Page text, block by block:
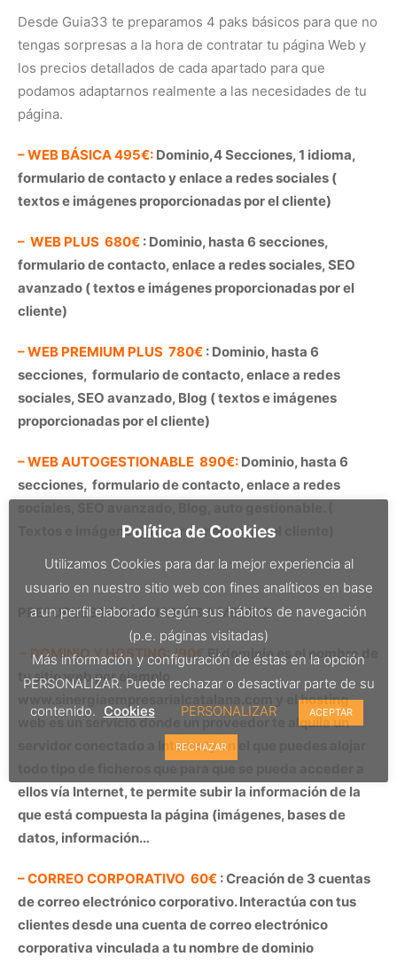
Desde Guia33 te preparamos 4 paks básicos para que no
tengas sorpresas a la hora de contratar tu página Web y
los precios detallados de cada apartado para que
podamos adaptarnos realmente a las necesidades de tu
página.
– WEB BÁSICA 495€: Dominio,4 Secciones, 1 idioma,
formulario de contacto y enlace a redes sociales (
textos e imágenes proporcionadas por el cliente)
– WEB PLUS 680€ : Dominio, hasta 6 secciones,
formulario de contacto, enlace a redes sociales, SEO
avanzado ( textos e imágenes proporcionadas por el
cliente)
– WEB PREMIUM PLUS 780€ : Dominio, hasta 6
secciones, formulario de contacto, enlace a redes
sociales, SEO avanzado, Blog ( textos e imágenes
proporcionadas por el cliente)
– WEB AUTOGESTIONABLE 890€: Dominio, hasta 6
secciones, formulario de contacto, enlace a redes
Textos e imágenes proporcionadas por el cliente)
PRESUPUESTO PÁGINA WEB A MEDIDA:
– DOMINIO Y HOSTING: /90€El dominio es el nombre de
tu sitio web por ejemplo
y el hosting
web es un servicio donde un proveedor te alquila un
servidor conectado a Internety en el que puedes alojar
ellos vía Internet, te permite subir la información de la
que está compuesta la página (imágenes, bases de
datos, información…
– CORREO CORPORATIVO 60€ : Creación de 3 cuentas
de correo electrónico corporativo. Interactúa con tus
clientes desde una cuenta de correo electrónico
corporativa vinculada a tu nombre de dominio
Política de Cookies
Utilizamos Cookies para dar la mejor experiencia al
usuario en nuestro sitio web con fines analíticos en base
a un perfil elaborado según sus hábitos de navegación
(p.e. páginas visitadas)
Más información y configuración de éstas en la opción
PERSONALIZAR. Puede rechazar o desactivar parte de su
contenido. Cookies PERSONALIZAR ACEPTAR
RECHAZAR